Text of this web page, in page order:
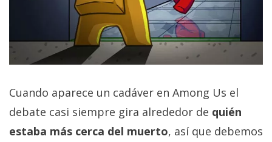
apps,
informática,
videojuegos,
trucos y
tutoriales.
El Grupo
Informático
Cuando aparece un cadáver en Among Us el
debate casi siempre gira alrededor de quién
estaba más cerca del muerto, así que debemos